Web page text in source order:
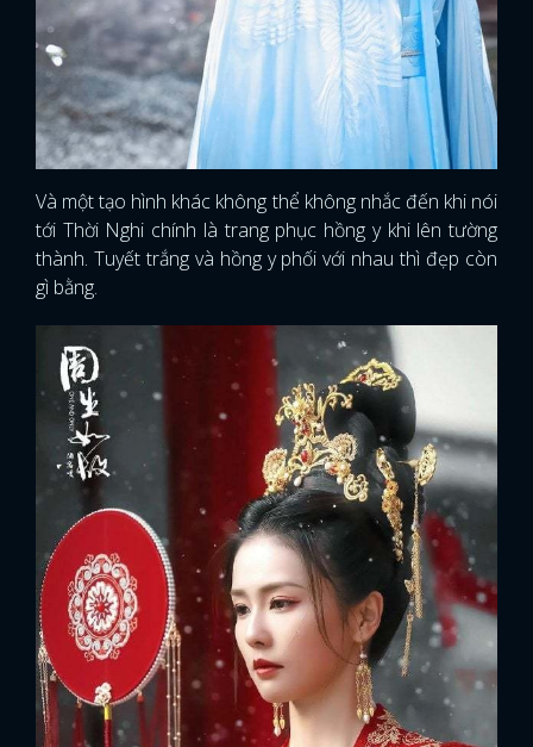
Và một tạo hình khác không thể không nhắc đến khi nói
tới Thời Nghi chính là trang phục hồng y khi lên tường
thành. Tuyết trắng và hồng y phối với nhau thì đẹp còn
gì bằng.